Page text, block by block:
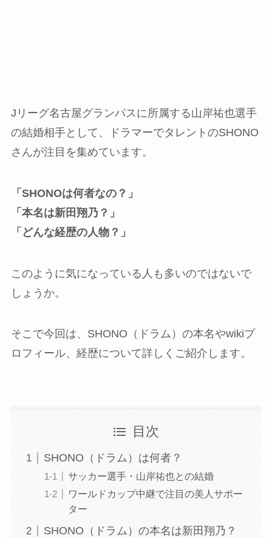
Jリーグ名古屋グランパスに所属する山岸祐也選手
の結婚相手として、ドラマーでタレントのSHONO
さんが注目を集めています。
「SHONOは何者なの？」
「本名は新田翔乃？」
「どんな経歴の人物？」
このように気になっている人も多いのではないで
しょうか。
そこで今回は、SHONO（ドラム）の本名やwikiプ
ロフィール、経歴について詳しくご紹介します。
目次
SHONO（ドラム）は何者？
サッカー選手・山岸祐也との結婚
ワールドカップ中継で注目の美人サポー
ター
SHONO（ドラム）の本名は新田翔乃？